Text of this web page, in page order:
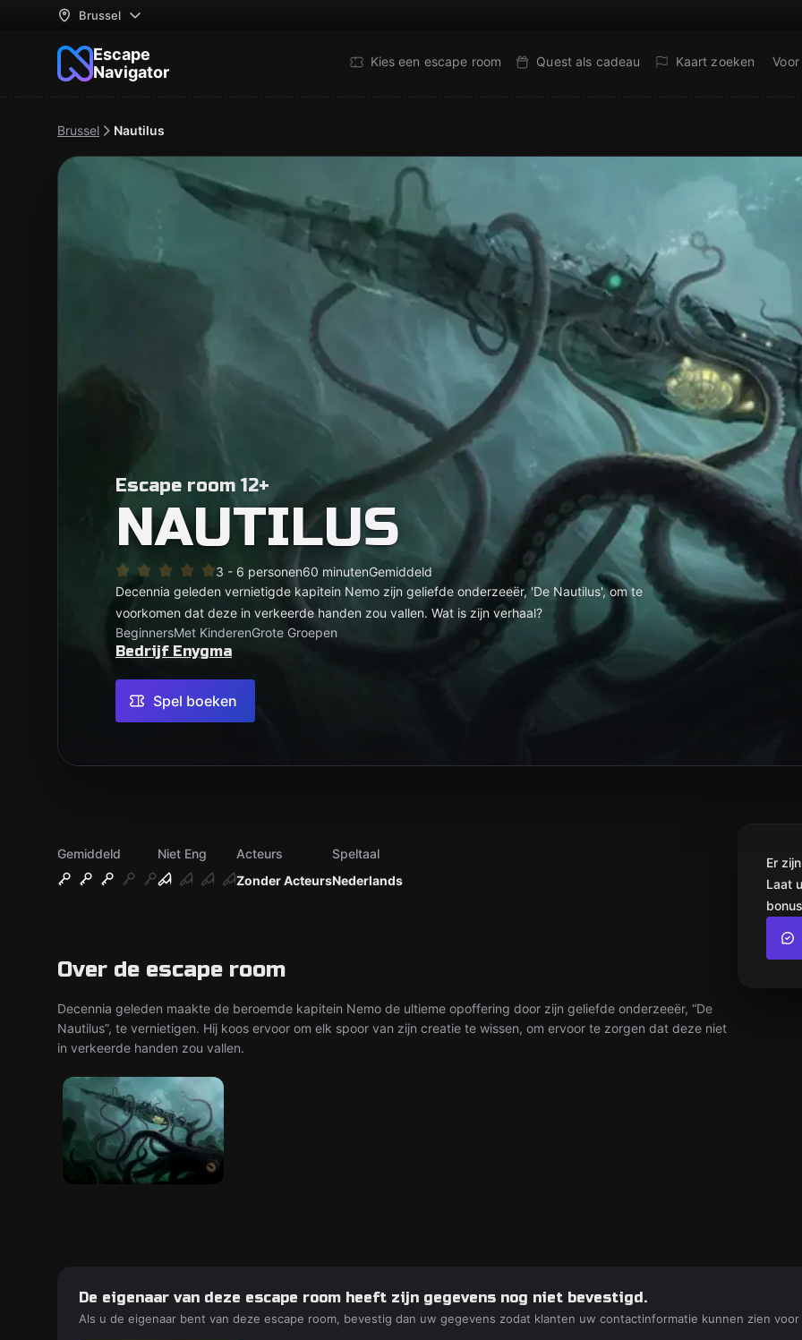
Brussel
Escape
Navigator
Kies een escape room Quest als cadeau Kaart zoeken
Brussel Nautilus
Escape room 12+
NAUTILUS
3 - 6 personen60 minutenGemiddeld
Decennia geleden vernietigde kapitein Nemo zijn geliefde onderzeeër, 'De Nautilus', om te
voorkomen dat deze in verkeerde handen zou vallen. Wat is zijn verhaal?
BeginnersMet KinderenGrote Groepen
Bedrijf Enygma
Spel boeken
Gemiddeld
Niet Eng
Zonder Acteurs
Acteurs
Nederlands
Speltaal
Over de escape room
Decennia geleden maakte de beroemde kapitein Nemo de ultieme opoffering door zijn geliefde onderzeeër, “De
Nautilus”, te vernietigen. Hij koos ervoor om elk spoor van zijn creatie te wissen, om ervoor te zorgen dat deze niet
in verkeerde handen zou vallen.
Er
Laat
De eigenaar van deze escape room heeft zijn gegevens nog niet bevestigd.
Als u de eigenaar bent van deze escape room, bevestig dan uw gegevens zodat klanten uw contactinformatie kunnen zien